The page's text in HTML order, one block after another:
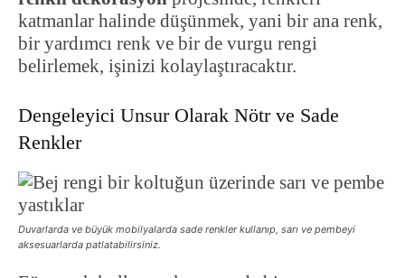
katmanlar halinde düşünmek, yani bir ana renk,
bir yardımcı renk ve bir de vurgu rengi
belirlemek, işinizi kolaylaştıracaktır.
Dengeleyici Unsur Olarak Nötr ve Sade
Renkler
Duvarlarda ve büyük mobilyalarda sade renkler kullanıp, sarı ve pembeyi
aksesuarlarda patlatabilirsiniz.